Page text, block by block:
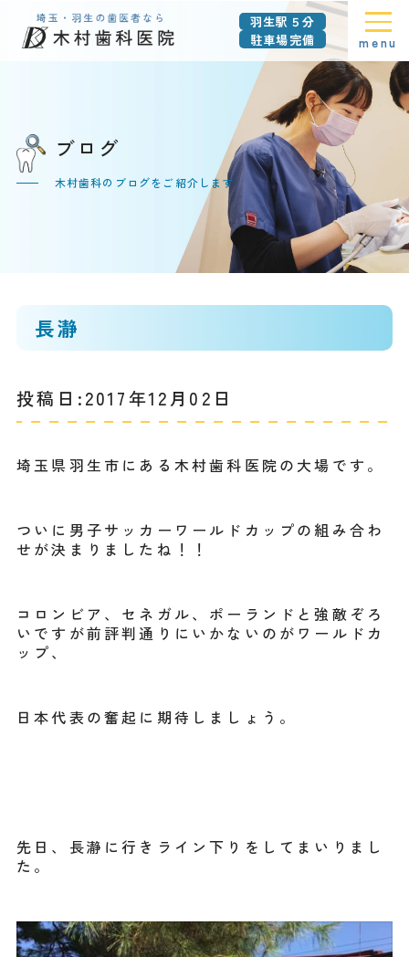
羽生駅５分
駐車場完備
menu
ブログ
木村歯科のブログをご紹介します
長瀞
投稿日:2017年12月02日
埼玉県羽生市にある木村歯科医院の大場です。
ついに男子サッカーワールドカップの組み合わ
せが決まりましたね！！
コロンビア、セネガル、ポーランドと強敵ぞろ
いですが前評判通りにいかないのがワールドカ
ップ、
日本代表の奮起に期待しましょう。
先日、長瀞に行きライン下りをしてまいりまし
た。